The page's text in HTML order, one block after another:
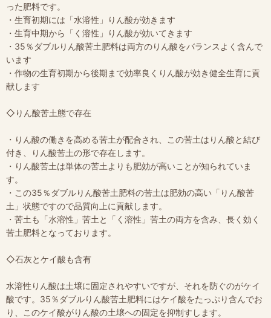
った肥料です。
・生育初期には「水溶性」りん酸が効きます
・生育中期から「く溶性」りん酸が効いてきます
・35％ダブルりん酸苦土肥料は両方のりん酸をバランスよく含んで
います
・作物の生育初期から後期まで効率良くりん酸が効き健全生育に貢
献します
◇りん酸苦土態で存在
・りん酸の働きを高める苦土が配合され、この苦土はりん酸と結び
付き、りん酸苦土の形で存在します。
・りん酸苦土は単体の苦土よりも肥効が高いことが知られていま
す。
・この35％ダブルりん酸苦土肥料の苦土は肥効の高い「りん酸苦
土」状態ですので品質向上に貢献します。
・苦土も「水溶性」苦土と「く溶性」苦土の両方を含み、長く効く
苦土肥料となっております。
◇石灰とケイ酸も含有
水溶性りん酸は土壌に固定されやすいですが、それを防ぐのがケイ
酸です。35％ダブルりん酸苦土肥料にはケイ酸をたっぷり含んでお
り、このケイ酸がりん酸の土壌への固定を抑制すします。